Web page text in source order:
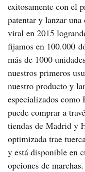
exitosamente con el
patentar y lanzar
viral en 2015
fijamos en 100.000
más de 1000
nuestros primeros
nuestro producto y
especializados como
puede comprar a
tiendas de Madrid y
optimizada trae
y está disponible en
opciones de marchas.